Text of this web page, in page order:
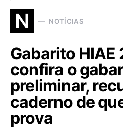
N NOTÍCIAS
Gabarito HIAE
confira o
preliminar,
caderno de
prova